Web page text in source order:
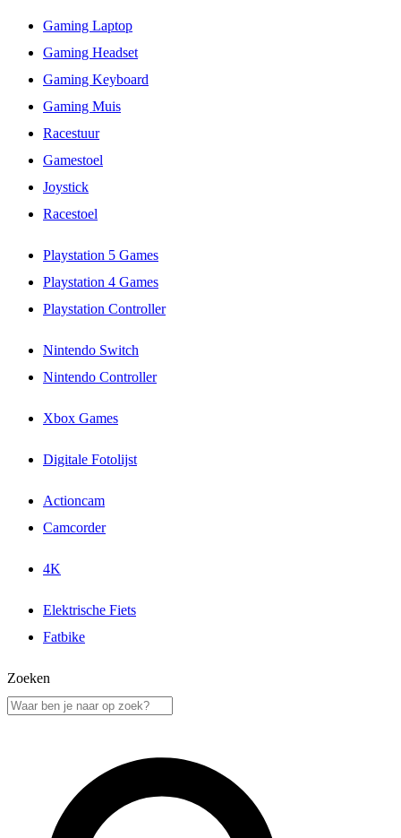
Gaming Laptop
Gaming Headset
Gaming Keyboard
Gaming Muis
Racestuur
Gamestoel
Joystick
Racestoel
Playstation 5 Games
Playstation 4 Games
Playstation Controller
Nintendo Switch
Nintendo Controller
Xbox Games
Digitale Fotolijst
Actioncam
Camcorder
4K
Elektrische Fiets
Fatbike
Zoeken